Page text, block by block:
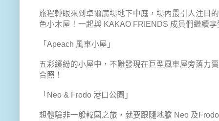
旅程轉眼來到卓爾廣場地下中庭，場內最引人注目
色小木屋！一起與 KAKAO FRIENDS 成員們繼續
「Apeach 風車小屋」
五彩繽紛的小屋中，不難發現在巨型風車屋旁落力
合照！
「Neo & Frodo 港口公園」
想體驗非一般韓國之旅，就要跟隨地膽 Neo 及